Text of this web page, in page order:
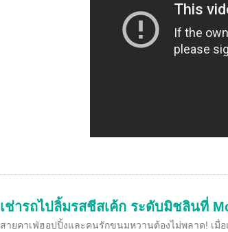
เช่ารถไปลิ้มรสชีสเค้ก ระดับมิชลินที่
สายคาเฟ่ฮอปปิ้งและคนรักขนมหวานต้องไม่พลาด! เมื่